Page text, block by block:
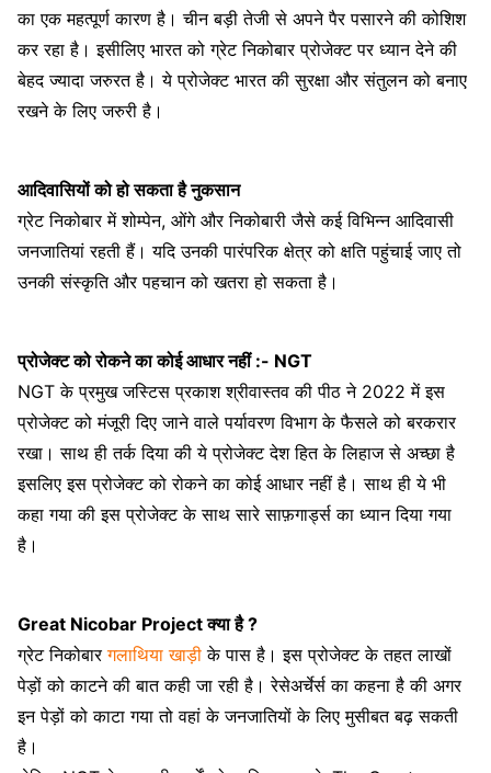
का एक महत्पूर्ण कारण है। चीन बड़ी तेजी से अपने पैर पसारने की कोशिश
कर रहा है। इसीलिए भारत को ग्रेट निकोबार प्रोजेक्ट पर ध्यान देने की
बेहद ज्यादा जरुरत है। ये प्रोजेक्ट भारत की सुरक्षा और संतुलन को बनाए
रखने के लिए जरुरी है।
आदिवासियों को हो सकता है नुकसान
ग्रेट निकोबार में शोम्पेन, ओंगे और निकोबारी जैसे कई विभिन्न आदिवासी
जनजातियां रहती हैं। यदि उनकी पारंपरिक क्षेत्र को क्षति पहुंचाई जाए तो
उनकी संस्कृति और पहचान को खतरा हो सकता है।
प्रोजेक्ट को रोकने का कोई आधार नहीं :- NGT
NGT के प्रमुख जस्टिस प्रकाश श्रीवास्तव की पीठ ने 2022 में इस
प्रोजेक्ट को मंजूरी दिए जाने वाले पर्यावरण विभाग के फैसले को बरकरार
रखा। साथ ही तर्क दिया की ये प्रोजेक्ट देश हित के लिहाज से अच्छा है
इसलिए इस प्रोजेक्ट को रोकने का कोई आधार नहीं है। साथ ही ये भी
कहा गया की इस प्रोजेक्ट के साथ सारे साफ़गार्ड्स का ध्यान दिया गया
है।
Great Nicobar Project क्या है ?
ग्रेट निकोबारगलाथिया खाड़ी के पास है। इस प्रोजेक्ट के तहत लाखों
पेड़ों को काटने की बात कही जा रही है। रेसेअर्चेर्स का कहना है की अगर
इन पेड़ों को काटा गया तो वहां के जनजातियों के लिए मुसीबत बढ़ सकती
है।